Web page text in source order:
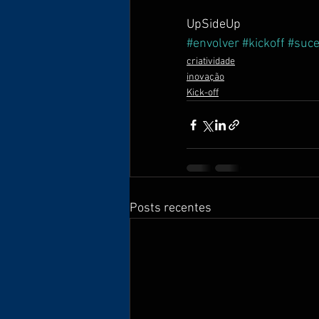
UpSideUp
#envolver#kickoff
criatividade
inovação
Kick-off
Posts recentes